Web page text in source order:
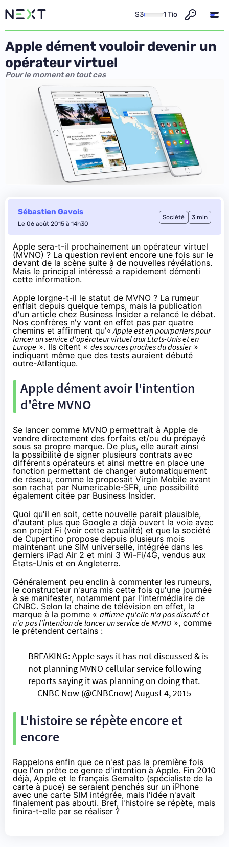
S3 1 Tio
Apple dément vouloir devenir un
opérateur virtuel
Pour le moment en tout cas
Sébastien Gavois
Le 06 août 2015 à 14h30
Société 3 min
Apple sera-t-il prochainement un opérateur virtuel
(MVNO) ? La question revient encore une fois sur le
devant de la scène suite à de nouvelles révélations.
Mais le principal intéressé a rapidement démenti
cette information.
Apple lorgne-t-il le statut de MVNO ? La rumeur
enflait depuis quelque temps, mais la publication
d'un article chez Business Insider a relancé le débat.
Nos confrères n'y vont en effet pas par quatre
chemins et affirment qu'«Apple est en pourparlers pour
lancer un service d'opérateur virtuel aux États-Unis et en
Europe ». Ils citent « des sources proches du dossier»
indiquant même que des tests auraient débuté
outre-Atlantique.
Apple dément avoir l'intention
d'être MVNO
Se lancer comme MVNO permettrait à Apple de
vendre directement des forfaits et/ou du prépayé
sous sa propre marque. De plus, elle aurait ainsi
la possibilité de signer plusieurs contrats avec
différents opérateurs et ainsi mettre en place une
fonction permettant de changer automatiquement
de réseau, comme le proposait Virgin Mobile avant
son rachat par Numericable-SFR, une possibilité
également citée par Business Insider.
Quoi qu'il en soit, cette nouvelle parait plausible,
d'autant plus que Google a déjà ouvert la voie avec
son projet Fi (voir cette actualité) et que la société
de Cupertino propose depuis plusieurs mois
maintenant une SIM universelle, intégrée dans les
derniers iPad Air 2 et mini 3 Wi-Fi/4G, vendus aux
États-Unis et en Angleterre.
Généralement peu enclin à commenter les rumeurs,
le constructeur n'aura mis cette fois qu'une journée
à se manifester, notamment par l'intermédiaire de
CNBC. Selon la chaine de télévision en effet, la
marque à la pomme « affirme qu'elle n'a pas discuté et
n'a pas l'intention de lancer un service de MVNO », comme
le prétendent certains :
BREAKING: Apple says it has not discussed & is
not planning MVNO cellular service following
reports saying it was planning on doing that.
— CNBC Now (@CNBCnow) August 4, 2015
L'histoire se répète encore et
encore
Rappelons enfin que ce n'est pas la première fois
que l'on prête ce genre d'intention à Apple. Fin 2010
déjà, Apple et le français Gemalto (spécialiste de la
carte à puce) se seraient penchés sur un iPhone
avec une carte SIM intégrée, mais l'idée n'avait
finalement pas abouti. Bref, l'histoire se répète, mais
finira-t-elle par se réaliser ?